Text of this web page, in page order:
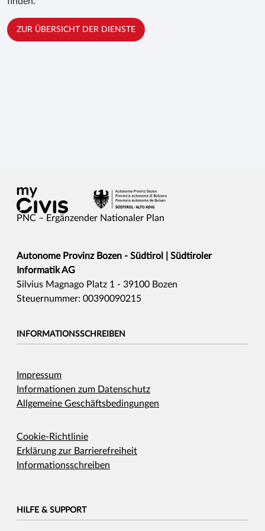
ZUR ÜBERSICHT DER DIENSTE
PNC – Ergänzender Nationaler Plan
Autonome Provinz Bozen - Südtirol | Südtiroler
Informatik AG
Silvius Magnago Platz 1 - 39100 Bozen
Steuernummer: 00390090215
INFORMATIONSSCHREIBEN
Impressum
Informationen zum Datenschutz
Allgemeine Geschäftsbedingungen
Cookie-Richtlinie
Erklärung zur Barrierefreiheit
Informationsschreiben
HILFE & SUPPORT